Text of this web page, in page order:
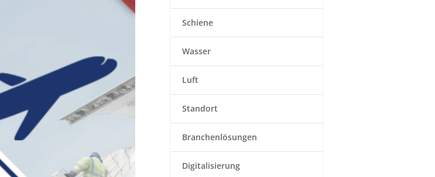
Schiene
Wasser
Luft
Standort
Branchenlösungen
Digitalisierung